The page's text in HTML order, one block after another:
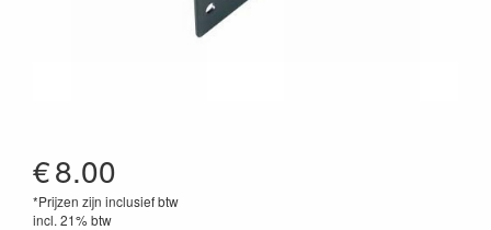
€8.00
*Prijzen zijn inclusief btw
incl. 21% btw